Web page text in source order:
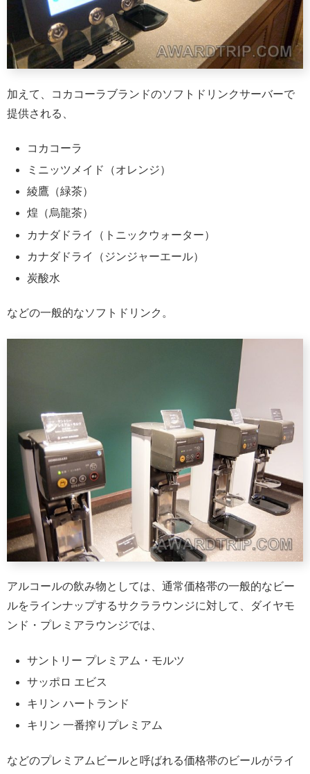
加えて、コカコーラブランドのソフトドリンクサーバーで
提供される、
コカコーラ
ミニッツメイド（オレンジ）
綾鷹（緑茶）
煌（烏龍茶）
カナダドライ（トニックウォーター）
カナダドライ（ジンジャーエール）
炭酸水
などの一般的なソフトドリンク。
アルコールの飲み物としては、通常価格帯の一般的なビー
ルをラインナップするサクララウンジに対して、ダイヤモ
ンド・プレミアラウンジでは、
サントリー プレミアム・モルツ
サッポロ エビス
キリン ハートランド
キリン 一番搾りプレミアム
などのプレミアムビールと呼ばれる価格帯のビールがライ